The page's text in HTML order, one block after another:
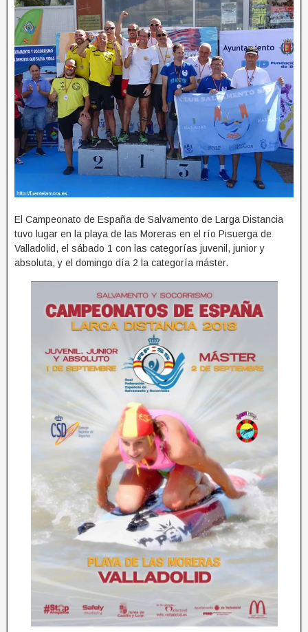
El Campeonato de España de Salvamento de Larga Distancia
tuvo lugar en la playa de las Moreras en el río Pisuerga de
Valladolid, el sábado 1 con las categorías juvenil, junior y
absoluta, y el domingo día 2 la categoría máster.